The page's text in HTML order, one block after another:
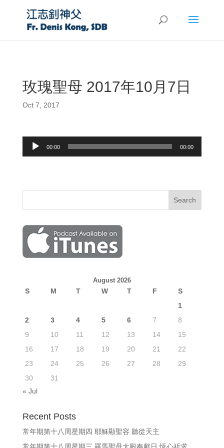
玫瑰聖母 2017年10月7日
Oct 7, 2017
Audio
00:00 00:00
August 2026
S M T W T F
S
1
2
3 4 5 6 7
8
9
10 11 12 13 14
15
16
17 18 19 20 21
22
23
24 25 26 27 28
29
30
31
« Jul
Recent Posts
常年期第十八周星期四 耶穌顯聖容 聽從天主